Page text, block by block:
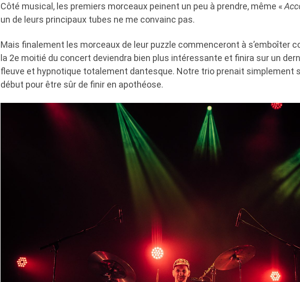
Côté musical, les premiers morceaux peinent un peu à prendre, même «
un de leurs principaux tubes ne me convainc pas.
Mais finalement les morceaux de leur puzzle commenceront à s’emboîter
la 2e moitié du concert deviendra bien plus intéressante et finira sur un
fleuve et hypnotique totalement dantesque. Notre trio prenait simplement
début pour être sûr de finir en apothéose.